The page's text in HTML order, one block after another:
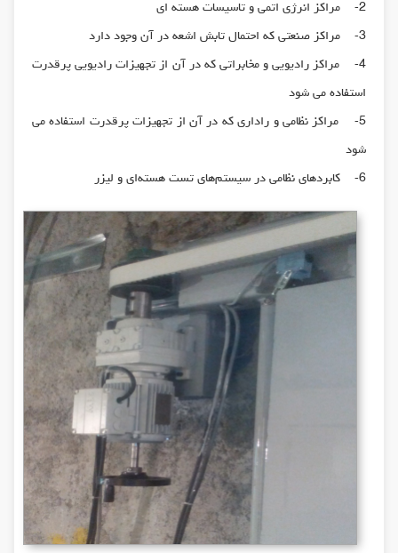
2- مراکز انرژی اتمی و تاسیسات هسته ای
3- مراکز صنعتی که احتمال تابش اشعه در آن وجود دارد
4- مراکز رادیویی و مخابراتی که در آن از تجهیزات رادیویی پرقدرت
استفاده می شود
5- مراکز نظامی و راداری که در آن از تجهیزات پرقدرت استفاده می
شود
6- کابردهای نظامی در سیستم‌های تست هسته‌ای و لیزر